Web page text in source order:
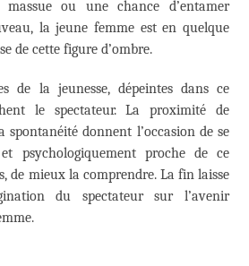
ou une chance d’entamer
la jeune femme est en quelque
de cette figure d’ombre.
de la jeunesse, dépeintes dans ce
le spectateur. La proximité de
spontanéité donnent l’occasion de se
psychologiquement proche de ce
de mieux la comprendre. La fin laisse
du spectateur sur l’avenir